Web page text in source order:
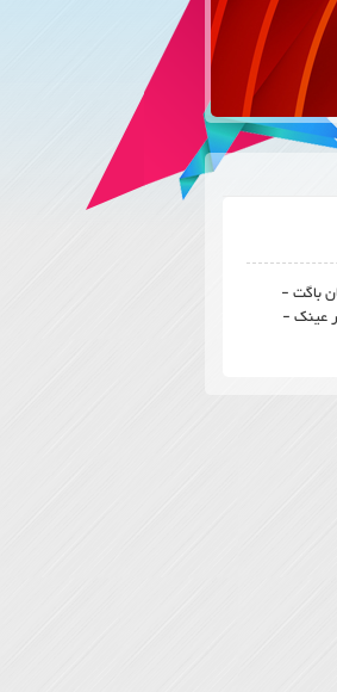
باگت -
عینک -